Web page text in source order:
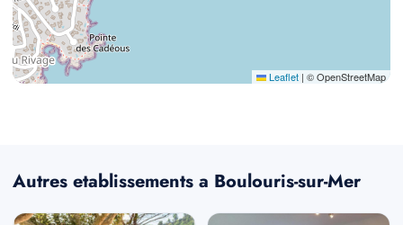
Leaflet | © OpenStreetMap
Autres etablissements a Boulouris-sur-Mer